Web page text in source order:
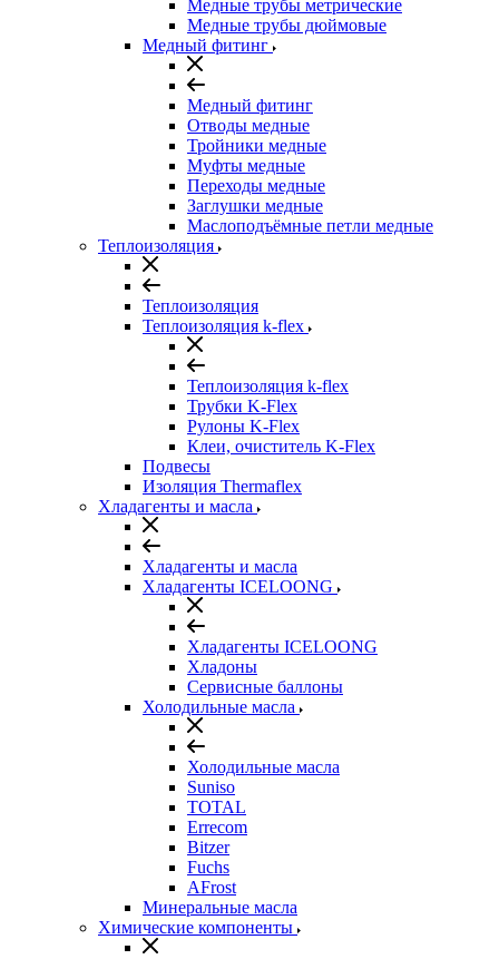
Медные трубы метрические
Медные трубы дюймовые
Медный фитинг
Медный фитинг
Отводы медные
Тройники медные
Муфты медные
Переходы медные
Заглушки медные
Маслоподъёмные петли медные
Теплоизоляция
Теплоизоляция
Теплоизоляция k-flex
Теплоизоляция k-flex
Трубки K-Flex
Рулоны K-Flex
Клеи, очиститель K-Flex
Подвесы
Изоляция Thermaflex
Хладагенты и масла
Хладагенты и масла
Хладагенты ICELOONG
Хладагенты ICELOONG
Хладоны
Сервисные баллоны
Холодильные масла
Холодильные масла
Suniso
TOTAL
Errecom
Bitzer
Fuchs
AFrost
Минеральные масла
Химические компоненты